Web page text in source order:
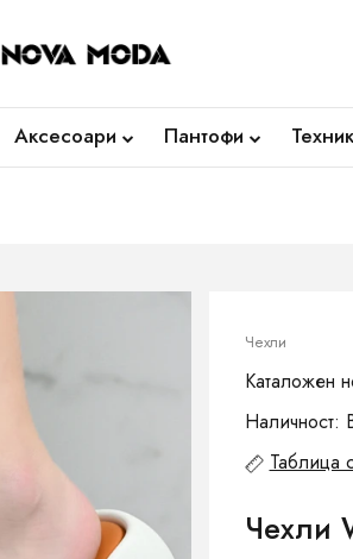
Аксесоари Пантофи
Чехли
Каталожен
Наличност:
Таблица
Чехли